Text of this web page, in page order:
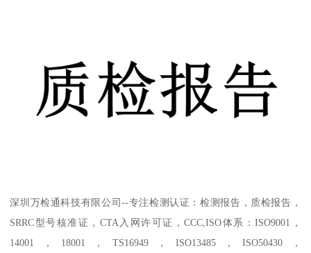
深圳万检通科技有限公司--专注检测认证：检测报告，质检报告，
SRRC型号核准证，CTA入网许可证，CCC,ISO体系：ISO9001，
14001，18001，TS16949，ISO13485，ISO50430，